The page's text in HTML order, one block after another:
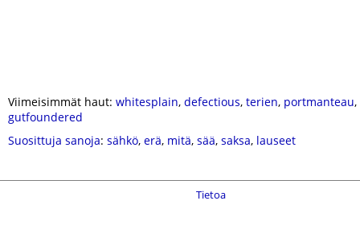
Viimeisimmät haut: whitesplain, defectious, terien, portmanteau,
gutfoundered
Suosittuja sanoja: sähkö, erä, mitä, sää, saksa, lauseet
Tietoa